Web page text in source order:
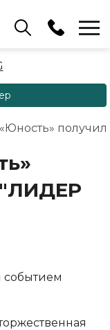
22
35 07
10
"ЛИДЕР